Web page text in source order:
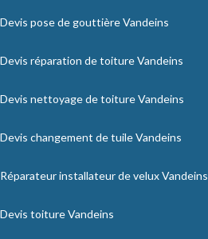
Devis pose de gouttière Vandeins
Devis réparation de toiture Vandeins
Devis nettoyage de toiture Vandeins
Devis changement de tuile Vandeins
Réparateur installateur de velux Vandeins
Devis toiture Vandeins